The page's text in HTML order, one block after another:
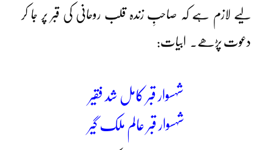
لیے لازم ہے کہ صاحبِ زندہ قلب روحانی کی قبر پر جا کر
دعوت پڑھے۔ ابیات:
شہسوار قبر کامل شد فقیر
شہسوار قبر عالم ملک گیر